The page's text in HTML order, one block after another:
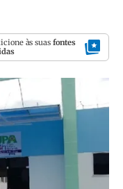
às suas fontes